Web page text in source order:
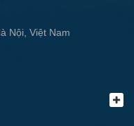
Nội, Việt Nam